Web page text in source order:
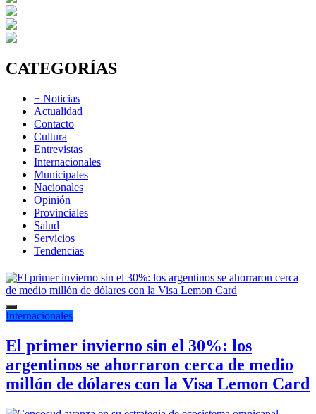
CATEGORÍAS
+ Noticias
Actualidad
Contacto
Cultura
Entrevistas
Internacionales
Municipales
Nacionales
Opinión
Provinciales
Salud
Servicios
Tendencias
Internacionales
El primer invierno sin el 30%: los
argentinos se ahorraron cerca de medio
millón de dólares con la Visa Lemon Card